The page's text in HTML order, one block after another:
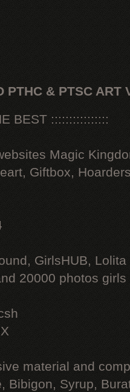
PTHC & PTSC ART
BEST ::::::::::::::::
Magic
Giftbox,
GirlsHUB, Lolita
20000 photos
material and
Bibigon, Syrup,